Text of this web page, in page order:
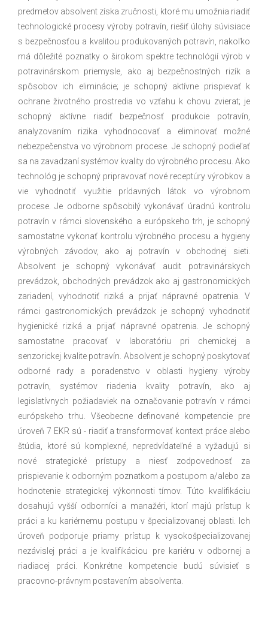
predmetov absolvent získa zručnosti, ktoré mu umožnia riadiť
technologické procesy výroby potravín, riešiť úlohy súvisiace
s bezpečnosťou a kvalitou produkovaných potravín, nakoľko
má dôležité poznatky o širokom spektre technológií výrob v
potravinárskom priemysle, ako aj bezpečnostných rizík a
spôsobov ich eliminácie; je schopný aktívne prispievať k
ochrane životného prostredia vo vzťahu k chovu zvierat; je
schopný aktívne riadiť bezpečnosť produkcie potravín,
analyzovaním rizika vyhodnocovať a eliminovať možné
nebezpečenstva vo výrobnom procese. Je schopný podieľať
sa na zavadzaní systémov kvality do výrobného procesu. Ako
technológ je schopný pripravovať nové receptúry výrobkov a
vie vyhodnotiť využitie prídavných látok vo výrobnom
procese. Je odborne spôsobilý vykonávať úradnú kontrolu
potravín v rámci slovenského a európskeho trh, je schopný
samostatne vykonať kontrolu výrobného procesu a hygieny
výrobných závodov, ako aj potravín v obchodnej sieti.
Absolvent je schopný vykonávať audit potravinárskych
prevádzok, obchodných prevádzok ako aj gastronomických
zariadení, vyhodnotiť riziká a prijať nápravné opatrenia. V
rámci gastronomických prevádzok je schopný vyhodnotiť
hygienické riziká a prijať nápravné opatrenia. Je schopný
samostatne pracovať v laboratóriu pri chemickej a
senzorickej kvalite potravín. Absolvent je schopný poskytovať
odborné rady a poradenstvo v oblasti hygieny výroby
potravín, systémov riadenia kvality potravín, ako aj
legislatívnych požiadaviek na označovanie potravín v rámci
európskeho trhu. Všeobecne definované kompetencie pre
úroveň 7 EKR sú - riadiť a transformovať kontext práce alebo
štúdia, ktoré sú komplexné, nepredvídateľné a vyžadujú si
nové strategické prístupy a niesť zodpovednosť za
prispievanie k odborným poznatkom a postupom a/alebo za
hodnotenie strategickej výkonnosti tímov. Túto kvalifikáciu
dosahujú vyšší odborníci a manažéri, ktorí majú prístup k
práci a ku kariérnemu postupu v špecializovanej oblasti. Ich
úroveň podporuje priamy prístup k vysokošpecializovanej
nezávislej práci a je kvalifikáciou pre kariéru v odbornej a
riadiacej práci. Konkrétne kompetencie budú súvisieť s
pracovno-právnym postavením absolventa.